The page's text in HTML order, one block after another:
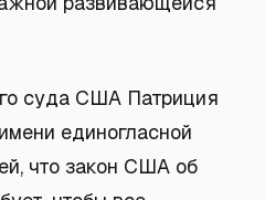
суда США Патриция
единогласной
что закон США об